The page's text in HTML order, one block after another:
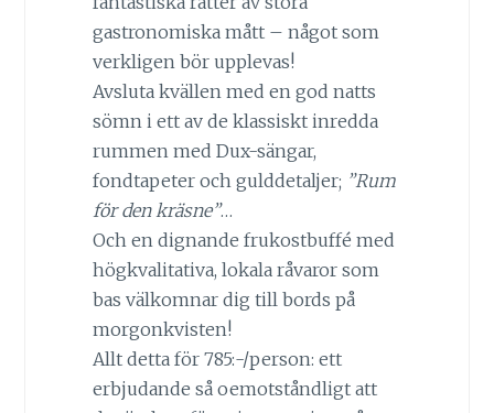
gastronomiska mått – något som
verkligen bör upplevas!
Avsluta kvällen med en god natts
sömn i ett av de klassiskt inredda
rummen med Dux-sängar,
fondtapeter och gulddetaljer; ”Rum
för den kräsne”…
Och en dignande frukostbuffé med
högkvalitativa, lokala råvaror som
bas välkomnar dig till bords på
morgonkvisten!
Allt detta för 785:-/person: ett
erbjudande så oemotståndligt att